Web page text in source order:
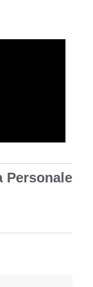
Personale